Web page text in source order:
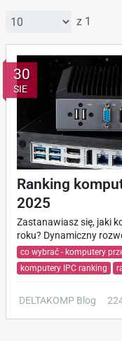
z 1
30
SIE
Ranking
2025
Zastanawiasz się, jaki
roku? Dynamiczny
co wybrać - komputery
komputery IPC ranking
DELTAKOMP Blog